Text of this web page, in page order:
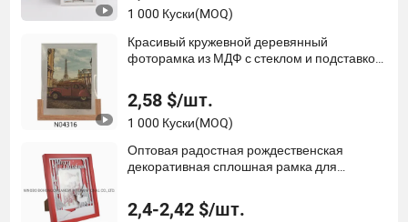
1 000 Куски(MOQ)
Красивый кружевной деревянный
фоторамка из МДФ с стеклом и подставкой
2,58 $/шт.
1 000 Куски(MOQ)
Оптовая радостная рождественская
декоративная сплошная рамка для
2,4-2,42 $/шт.